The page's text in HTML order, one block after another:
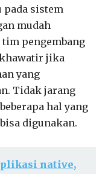
pada sistem
mudah
pengembang
jika
yang
Tidak jarang
hal yang
digunakan.
native,